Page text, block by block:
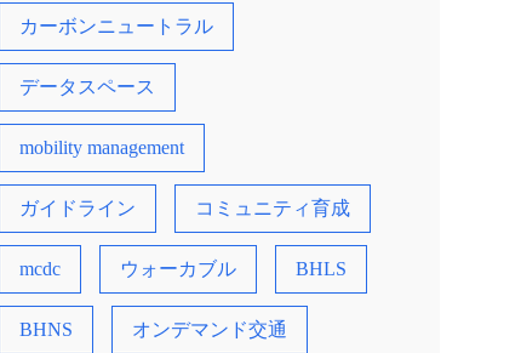
カーボンニュートラル
データスペース
mobility management
ガイドライン コミュニティ育成
mcdc ウォーカブル BHLS
BHNS オンデマンド交通